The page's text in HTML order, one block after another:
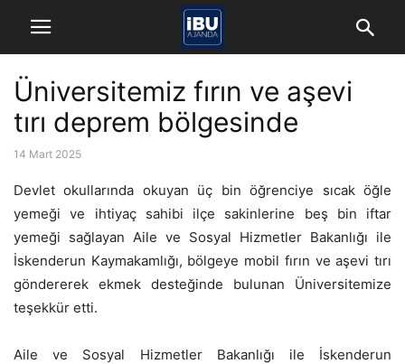
Üniversitemiz fırın ve aşevi
tırı deprem bölgesinde
14 Mart 2025
Devlet okullarında okuyan üç bin öğrenciye sıcak öğle
yemeği ve ihtiyaç sahibi ilçe sakinlerine beş bin iftar
yemeği sağlayan Aile ve Sosyal Hizmetler Bakanlığı ile
İskenderun Kaymakamlığı, bölgeye mobil fırın ve aşevi tırı
göndererek ekmek desteğinde bulunan Üniversitemize
teşekkür etti.
Aile ve Sosyal Hizmetler Bakanlığı ile İskenderun